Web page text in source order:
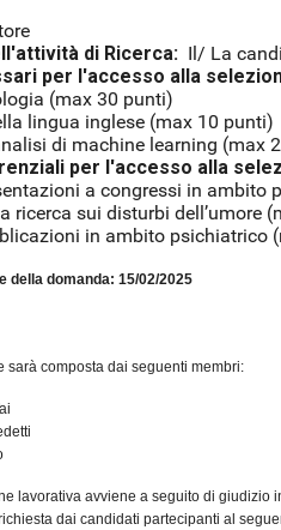
di Ricerca: Il/ La
per l'accesso alla
(max 30 punti)
lingua inglese (max 10 punti)
di machine learning (max
per l'accesso alla
a congressi in ambito
ricerca sui disturbi dell’umore
in ambito psichiatrico
della domanda: 15/02/2025
sarà composta dai seguenti membri:
lavorativa avviene a seguito di
dai candidati partecipanti al